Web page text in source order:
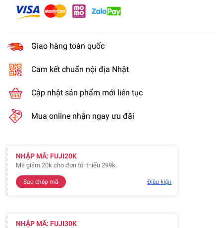
Giao hàng toàn quốc
Cam kết chuẩn nội địa Nhật
Cập nhật sản phẩm mới liên tục
Mua online nhận ngay ưu đãi
NHẬP MÃ: FUJI20K
Mã giảm 20k cho đơn tối thiểu 299k.
Sao chép mã Điều kiện
NHẬP MÃ: FUJI30K